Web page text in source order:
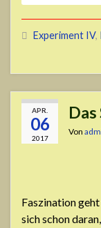
Experiment IV,
APR.
06
2017
Von
Faszination
sich schon